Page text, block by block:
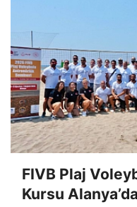
FIVB Plaj
Kursu